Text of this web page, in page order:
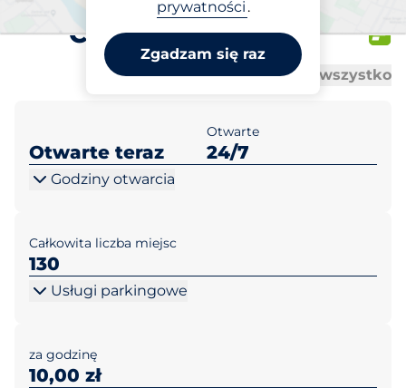
prywatności .
Zgadzam się raz
Czerwca 1956r 418
Otwórz wszystkoZamknij wszystko
Otwarte teraz
Otwarte
24/7
Godziny otwarcia
Całkowita liczba miejsc
130
Usługi parkingowe
za godzinę
10,00 zł